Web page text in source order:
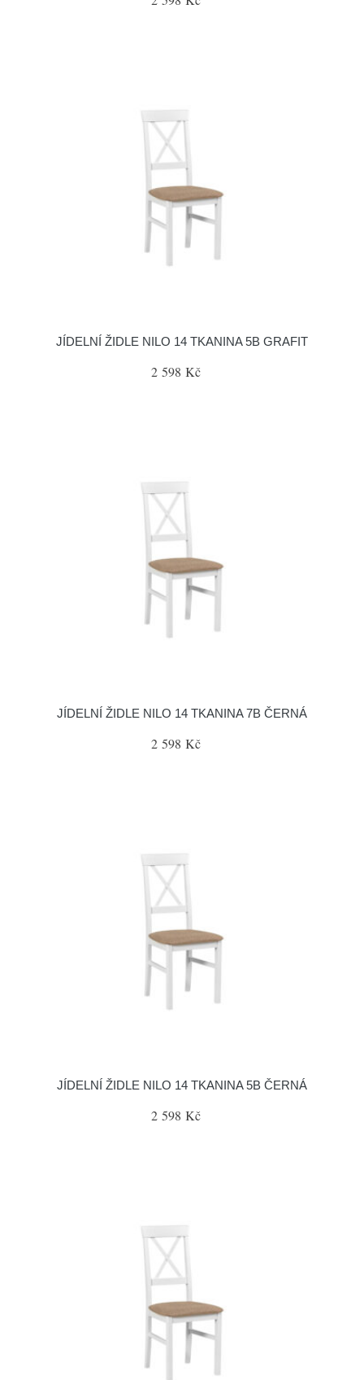
JÍDELNÍ ŽIDLE NILO 14 TKANINA 5B GRAFIT
2 598 Kč
JÍDELNÍ ŽIDLE NILO 14 TKANINA 7B ČERNÁ
2 598 Kč
JÍDELNÍ ŽIDLE NILO 14 TKANINA 5B ČERNÁ
2 598 Kč